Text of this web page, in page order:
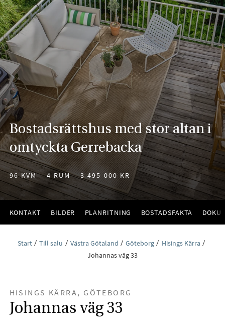
Bostadsrättshus med stor altan i
omtyckta Gerrebacka
96 KVM 4 RUM 3 495 000 KR
KONTAKT BILDER PLANRITNING BOSTADSFAKTA
Start Till salu Västra Götaland Göteborg
Hisings Kärra
Johannas väg 33
HISINGS KÄRRA, GÖTEBORG
Johannas väg 33